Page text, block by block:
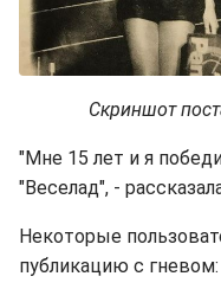
Скриншот
"Мне 15 лет и я
"Веселад", -
Некоторые
публикацию с гневом: